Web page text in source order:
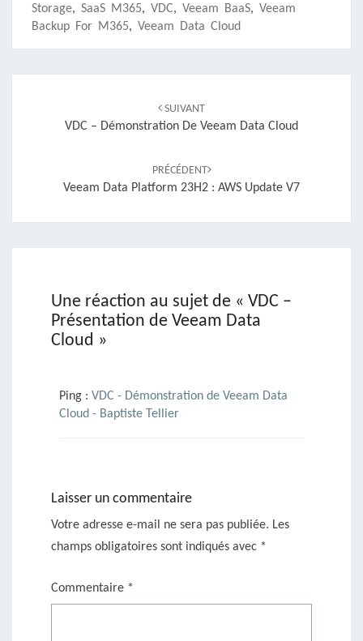
Storage, SaaS M365, VDC, Veeam BaaS, Veeam
Backup For M365, Veeam Data Cloud
SUIVANT
VDC – Démonstration De Veeam Data Cloud
PRÉCÉDENT
Veeam Data Platform 23H2 : AWS Update V7
Une réaction au sujet de « VDC –
Présentation de Veeam Data
Cloud »
Ping : VDC - Démonstration de Veeam Data
Cloud - Baptiste Tellier
Laisser un commentaire
Votre adresse e-mail ne sera pas publiée. Les
champs obligatoires sont indiqués avec *
Commentaire *